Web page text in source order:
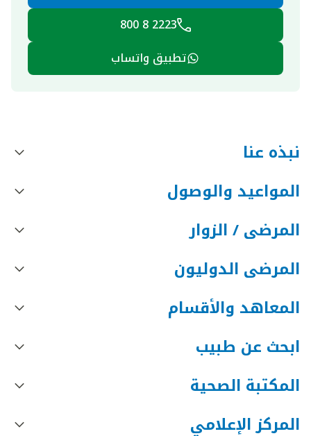
2223 8 800
تطبيق واتساب
نبذه عنا
المواعيد والوصول
المرضى / الزوار
المرضى الدوليون
المعاهد والأقسام
ابحث عن طبيب
المكتبة الصحية
المركز الإعلامي